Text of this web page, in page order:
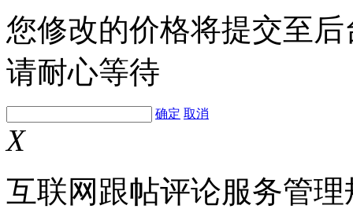
您修改的价格将提交至
请耐心等待
确定 取消
X
互联网跟帖评论服务管理